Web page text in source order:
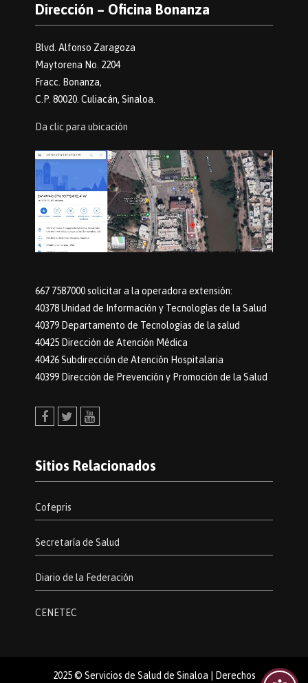
Dirección – Oficina Bonanza
Blvd. Alfonso Zaragoza
Maytorena No. 2204
Fracc. Bonanza,
C.P. 80020. Culiacán, Sinaloa.
Da clic para ubicación
667 7587000 solicitar a la operadora extensión:
40378 Unidad de Información y Tecnologías de la Salud
40379 Departamento de Tecnologias de la salud
40425 Dirección de Atención Médica
40426 Subdirección de Atención Hospitalaria
40399 Dirección de Prevención y Promoción de la Salud
Sitios Relacionados
Cofepris
Secretaría de Salud
Diario de la Federación
CENETEC
2025 © Servicios de Salud de Sinaloa | Derechos